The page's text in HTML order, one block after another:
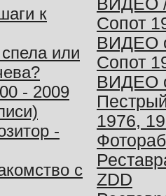
к
или
- 2009
-
с
Сопот
ВИДЕО
Сопот
ВИДЕО
1976,
ZDD